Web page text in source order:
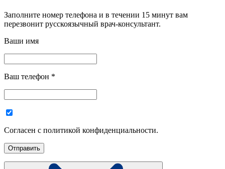
Заполните номер телефона и в течении 15 минут вам
перезвонит русскоязычный врач-консультант.
Ваши имя
Ваш телефон *
Согласен с политикой конфиденциальности.